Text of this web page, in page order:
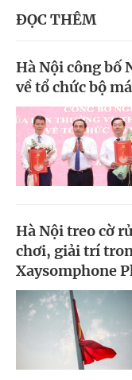
ĐỌC THÊM
Hà Nội công bố
về tổ chức bộ
Hà Nội treo cờ
chơi, giải trí
Xaysomphone